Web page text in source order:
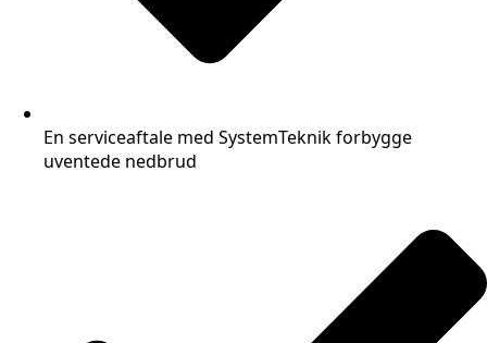
En serviceaftale med SystemTeknik forbygge
uventede nedbrud